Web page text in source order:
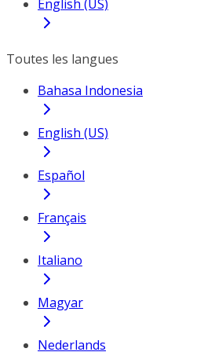
English (US)
Toutes les langues
Bahasa Indonesia
English (US)
Español
Français
Italiano
Magyar
Nederlands